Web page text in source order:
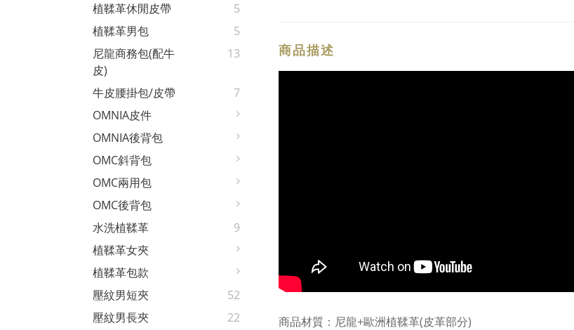
植鞣革休閒皮帶
5
植鞣革男包
5
尼龍商務包(配牛
皮)
13
牛皮腰掛包/皮帶
7
OMNIA皮件
OMNIA後背包
OMC斜背包
OMC兩用包
OMC後背包
水洗植鞣革
9
植鞣革女夾
植鞣革包款
壓紋男短夾
52
壓紋男長夾
22
商品描述
商品材質：尼龍+歐洲植鞣革(皮革部分)